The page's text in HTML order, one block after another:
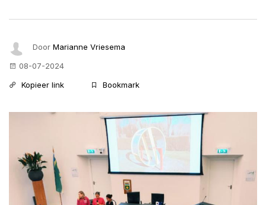
Door Marianne Vriesema
08-07-2024
Kopieer link
Bookmark